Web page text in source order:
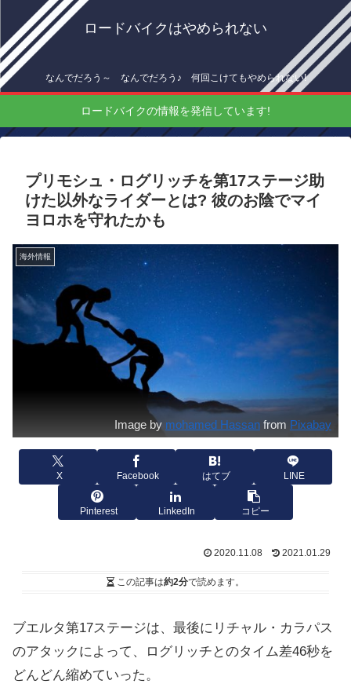
ロードバイクはやめられない
なんでだろう～ なんでだろう♪ 何回こけてもやめられない!
ロードバイクの情報を発信しています!
プリモシュ・ログリッチを第17ステージ助
けた以外なライダーとは? 彼のお陰でマイ
ヨロホを守れたかも
海外情報
Image by mohamed Hassanfrom Pixabay
X Facebook はてブ LINE
Pinterest LinkedIn コピー
2020.11.08 2021.01.29
この記事は約2分で読めます。
ブエルタ第17ステージは、最後にリチャル・カラパス
のアタックによって、ログリッチとのタイム差46秒を
どんどん縮めていった。